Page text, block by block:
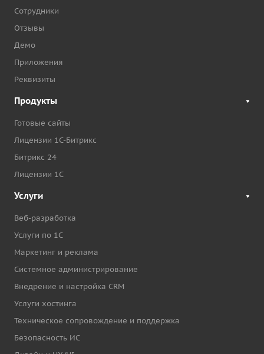
Сотрудники
Отзывы
Демо
Приложения
Реквизиты
Продукты
Готовые сайты
Лицензии 1С-Битрикс
Битрикс 24
Лицензии 1С
Услуги
Веб-разработка
Услуги по 1С
Маркетинг и реклама
Системное администрирование
Внедрение и настройка CRM
Услуги хостинга
Техническое сопровождение и поддержка
Безопасность ИС